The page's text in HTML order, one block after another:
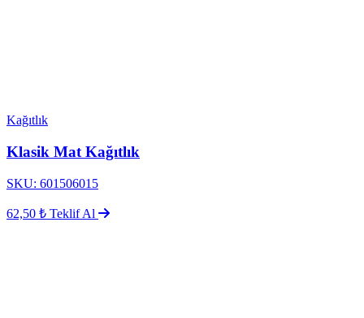
Kağıtlık
Klasik Mat Kağıtlık
SKU: 601506015
62,50 ₺ Teklif Al